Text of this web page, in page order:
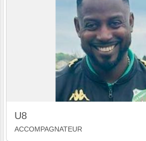
U8
ACCOMPAGNATEUR